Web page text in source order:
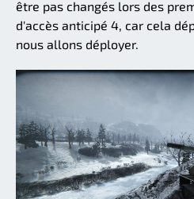
être pas changés lors des
d'accès anticipé 4, car cela
nous allons déployer.